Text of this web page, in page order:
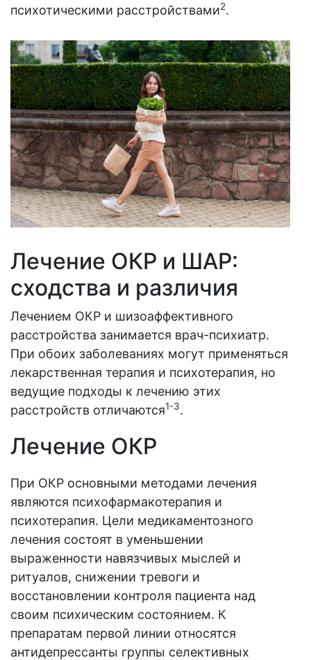
психотическими расстройствами2.
Лечение ОКР и ШАР:
сходства и различия
Лечением ОКР и шизоаффективного
расстройства занимается врач-психиатр.
При обоих заболеваниях могут применяться
лекарственная терапия и психотерапия, но
ведущие подходы к лечению этих
расстройств отличаются1-3.
Лечение ОКР
При ОКР основными методами лечения
являются психофармакотерапия и
психотерапия. Цели медикаментозного
лечения состоят в уменьшении
выраженности навязчивых мыслей и
ритуалов, снижении тревоги и
восстановлении контроля пациента над
своим психическим состоянием. К
препаратам первой линии относятся
антидепрессанты группы селективных